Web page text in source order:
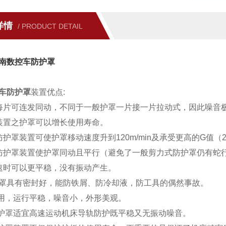
情 / PRODUCT DETAIL
数控车防护罩
防护罩装置优点:
片可连发同动，不同于一般护罩一片接一片拉动式，因此噪音
之护罩可以增长使用寿命。
护罩装置可使护罩移动速度升到120m/min及承受更高的G值（
护罩装置使护罩同动且平行（避免了一般剪力式防护罩仍有蛇
可以更平稳，没有振动产生。
具有密封好，能防铁屑、防冷却液，防工具的偶然事故。
，运行平稳，噪音小，外形美观。
罩适宜高速运动机床导轨防护既平稳又无振动噪音。